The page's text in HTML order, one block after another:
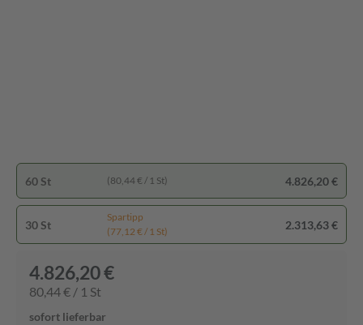
60 St (80,44 € / 1 St) 4.826,20 €
30 St
Spartipp
(77,12 € / 1 St)
2.313,63 €
4.826,20 €
80,44 € / 1 St
sofort lieferbar